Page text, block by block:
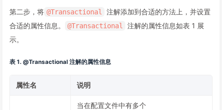
第二步，将 @Transactional
注解添加到合适的方法上，并设置
合适的属性信息。
@Transactional
注解的属性信息如表 1 展
示。
表 1. @Transactional 注解的属性信息
属性名 说明
当在配置文件中有多个